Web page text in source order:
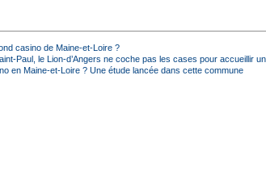
casino de Maine-et-Loire ?
Paul, le Lion-d’Angers ne coche pas les cases pour accueillir
en Maine-et-Loire ? Une étude lancée dans cette commune